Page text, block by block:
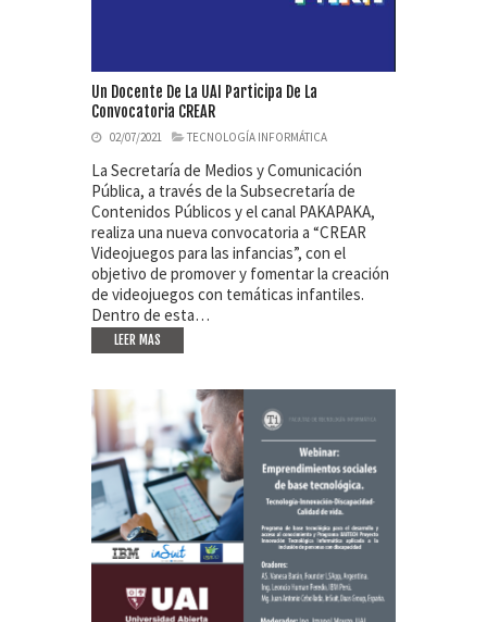
Un Docente De La UAI Participa De La
Convocatoria CREAR
02/07/2021 TECNOLOGÍA INFORMÁTICA
La Secretaría de Medios y Comunicación
Pública, a través de la Subsecretaría de
Contenidos Públicos y el canal PAKAPAKA,
realiza una nueva convocatoria a “CREAR
Videojuegos para las infancias”, con el
objetivo de promover y fomentar la creación
de videojuegos con temáticas infantiles.
Dentro de esta…
LEER MAS